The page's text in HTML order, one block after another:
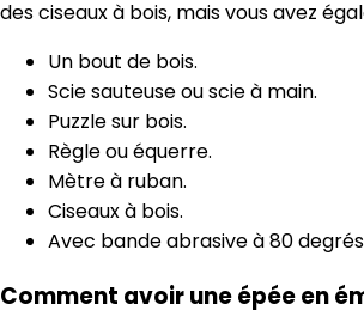
des ciseaux à bois, mais vous avez
Un bout de bois.
Scie sauteuse ou scie à main.
Puzzle sur bois.
Règle ou équerre.
Mètre à ruban.
Ciseaux à bois.
Avec bande abrasive à 80
Comment avoir une épée en